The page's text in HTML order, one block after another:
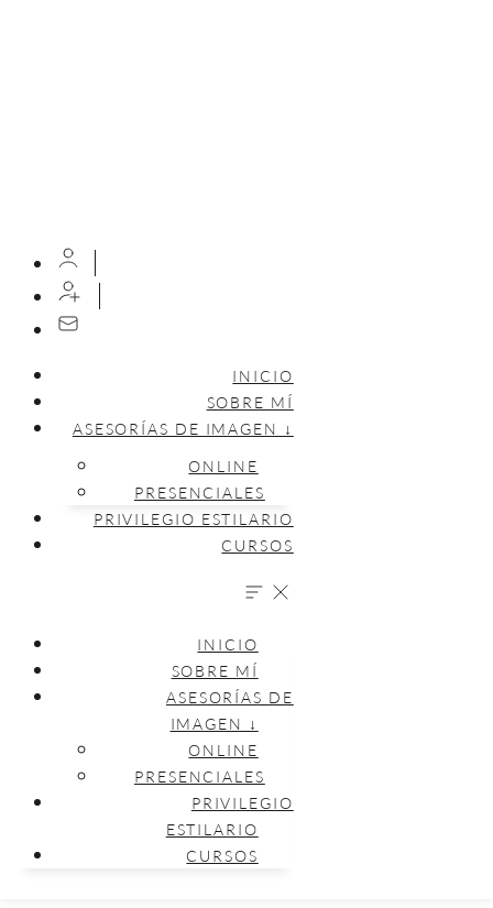
INICIO
SOBRE MÍ
ASESORÍAS DE IMAGEN ↓
ONLINE
PRESENCIALES
PRIVILEGIO ESTILARIO
CURSOS
INICIO
SOBRE MÍ
ASESORÍAS DE
IMAGEN ↓
ONLINE
PRESENCIALES
PRIVILEGIO
ESTILARIO
CURSOS